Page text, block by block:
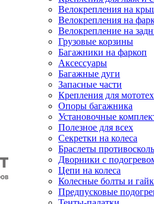
Велокрепления на
Велокрепления на
Велокрепление на
Грузовые корзины
Багажники на фаркоп
Аксессуары
Багажные дуги
Запасные части
Крепления для
Опоры багажника
Установочные
Полезное для всех
Секретки на колеса
Браслеты
Дворники с
Цепи на колеса
Колесные болты и
Предпусковые